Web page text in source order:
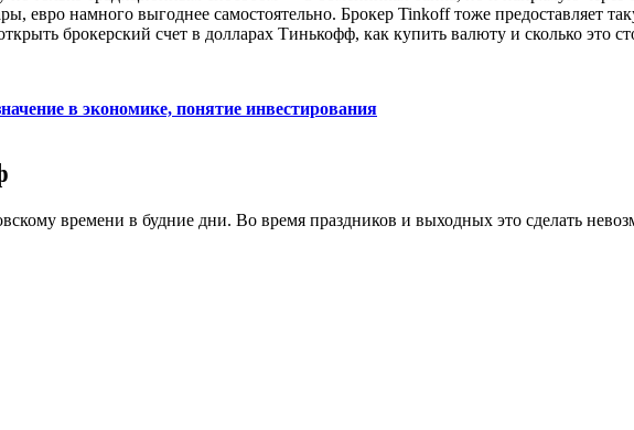
евро намного выгоднее самостоятельно. Брокер Tinkoff тоже предоставляет
брокерский счет в долларах Тинькофф, как купить валюту и сколько это
в экономике, понятие инвестирования
времени в будние дни. Во время праздников и выходных это сделать